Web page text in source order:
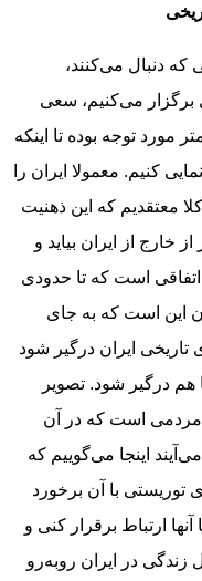
که دنبال می‌کنند،
برگزار می‌کنیم، سعی
مورد توجه بوده تا اینکه
کنیم. معمولا ایران را
معتقدیم که این ذهنیت
خارج از ایران بیاید و
اتفاقی است که تا حدودی
این است که به جای
تاریخی ایران درگیر شود
هم درگیر شود. تصویر
مردمی است که در آن
اینجا می‌گوییم که
توریستی با آن برخورد
ارتباط برقرار کنی و
زندگی در ایران روبه‌رو